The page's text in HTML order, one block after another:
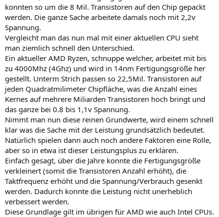
konnten so um die 8 Mil. Transistoren auf den Chip gepackt
werden. Die ganze Sache arbeitete damals noch mit 2,2v
Spannung.
Vergleicht man das nun mal mit einer aktuellen CPU sieht
man ziemlich schnell den Unterschied.
Ein aktueller AMD Ryzen, schnuppe welcher, arbeitet mit bis
zu 4000Mhz (4Ghz) und wird in 14nm Fertigungsgröße her
gestellt. Unterm Strich passen so 22,5Mil. Transistoren auf
jeden Quadratmilimeter Chipfläche, was die Anzahl eines
Kernes auf mehrere Miliarden Transistoren hoch bringt und
das ganze bei 0.8 bis 1,1v Spannung.
Nimmt man nun diese reinen Grundwerte, wird einem schnell
klar was die Sache mit der Leistung grundsätzlich bedeutet.
Natürlich spielen dann auch noch andere Faktoren eine Rolle,
aber so in etwa ist dieser Leistungsplus zu erklären.
Einfach gesagt, über die Jahre konnte die Fertigungsgröße
verkleinert (somit die Transistoren Anzahl erhöht), die
Taktfrequenz erhöht und die Spannung/Verbrauch gesenkt
werden. Dadurch konnte die Leistung nicht unerheblich
verbessert werden.
Diese Grundlage gilt im übrigen für AMD wie auch Intel CPUs.